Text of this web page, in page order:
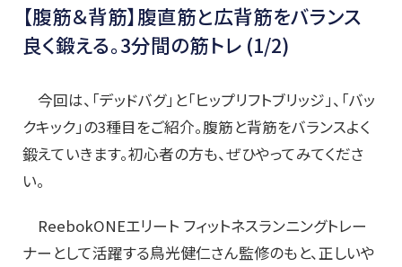
【腹筋＆背筋】腹直筋と広背筋をバランス
良く鍛える。3分間の筋トレ (1/2)
今回は、「デッドバグ」と「ヒップリフトブリッジ」、「バッ
クキック」の3種目をご紹介。腹筋と背筋をバランスよく
鍛えていきます。初心者の方も、ぜひやってみてくださ
い。
ReebokONEエリート フィットネスランニングトレー
ナーとして活躍する鳥光健仁さん監修のもと、正しいや